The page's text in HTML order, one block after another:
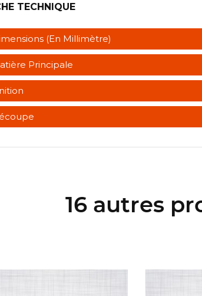
TECHNIQUE
(en Millimètre)
Principale
16 autres